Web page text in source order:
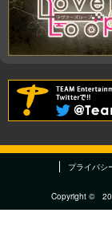
プライバシ
Copyright ©